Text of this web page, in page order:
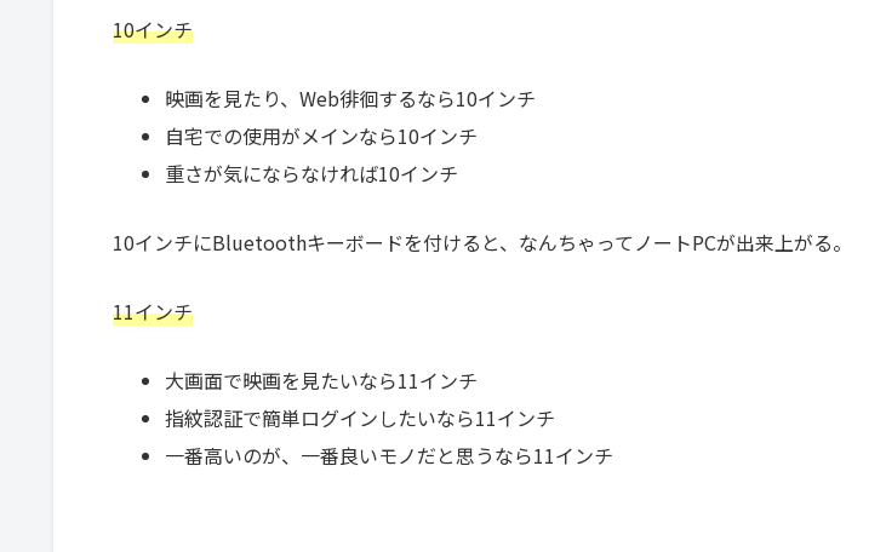
10インチ
映画を見たり、Web徘徊するなら10インチ
自宅での使用がメインなら10インチ
重さが気にならなければ10インチ
10インチにBluetoothキーボードを付けると、なんちゃってノートPCが出来上がる。
11インチ
大画面で映画を見たいなら11インチ
指紋認証で簡単ログインしたいなら11インチ
一番高いのが、一番良いモノだと思うなら11インチ